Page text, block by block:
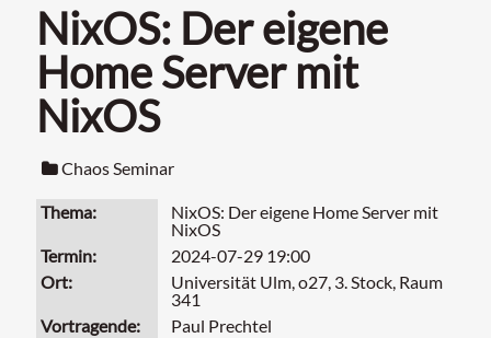
NixOS: Der eigene
Home Server mit
NixOS
Chaos Seminar
Thema
NixOS: Der eigene Home Server mit
NixOS
Termin
2024-07-29 19:00
Ort
Universität Ulm, o27, 3. Stock, Raum
341
Vortragende
Paul Prechtel